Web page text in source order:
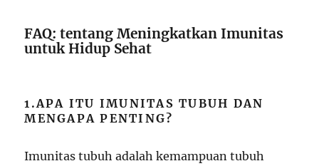
FAQ: tentang Meningkatkan Imunitas
untuk Hidup Sehat
1.APA ITU IMUNITAS TUBUH DAN
MENGAPA PENTING?
Imunitas tubuh adalah kemampuan tubuh